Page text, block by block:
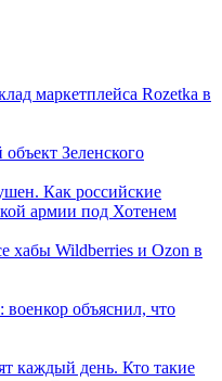
маркетплейса Rozetka в
Зеленского
Как российские
армии под Хотенем
хабы Wildberries и Ozon в
объяснил, что
каждый день. Кто такие